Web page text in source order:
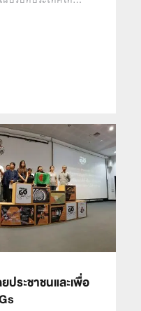
ประชาชนและเพื่อ